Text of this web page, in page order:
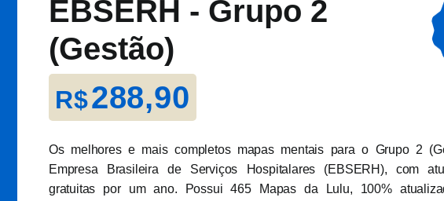
EBSERH - Grupo 2
(Gestão)
R$288,90
Os melhores e mais completos mapas mentais para o Grupo 2
Empresa Brasileira de Serviços Hospitalares (EBSERH), com
gratuitas por um ano. Possui 465 Mapas da Lulu, 100%